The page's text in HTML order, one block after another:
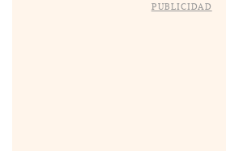
PUBLICIDAD